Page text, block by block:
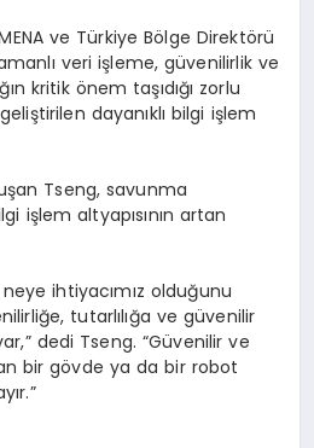
ve Türkiye Bölge Direktörü
veri işleme, güvenilirlik ve
kritik önem taşıdığı zorlu
dayanıklı bilgi işlem
Tseng, savunma
işlem altyapısının artan
ihtiyacımız olduğunu
tutarlılığa ve güvenilir
dedi Tseng. “Güvenilir ve
bir gövde ya da bir robot